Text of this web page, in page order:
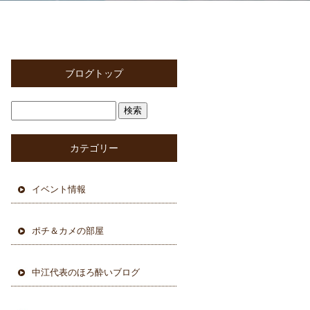
ブログトップ
カテゴリー
イベント情報
ポチ＆カメの部屋
中江代表のほろ酔いブログ